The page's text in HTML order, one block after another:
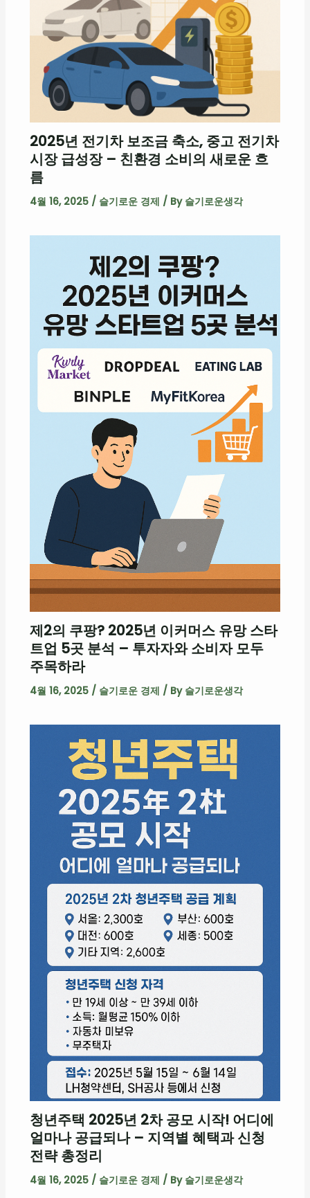
2025년 전기차 보조금 축소, 중고 전기차
시장 급성장 – 친환경 소비의 새로운 흐
름
4월 16, 2025 / 슬기로운 경제 / By 슬기로운생각
제2의 쿠팡? 2025년 이커머스 유망 스타
트업 5곳 분석 – 투자자와 소비자 모두
주목하라
4월 16, 2025 / 슬기로운 경제 / By 슬기로운생각
청년주택 2025년 2차 공모 시작! 어디에
얼마나 공급되나 – 지역별 혜택과 신청
전략 총정리
4월 16, 2025 / 슬기로운 경제 / By 슬기로운생각